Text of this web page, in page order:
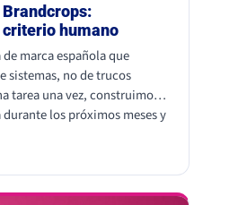
humano
marca española que
sistemas, no de trucos
tarea una vez, construimos
los próximos meses y
el equipo (contenido,
de cuentas y
y con herramientas propias